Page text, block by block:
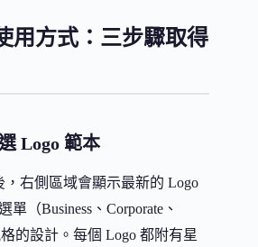
用方式：三步驟取得
Logo 範本
，右側區域會顯示最新的 Logo
（Business、Corporate、
的設計。每個 Logo 都附有星